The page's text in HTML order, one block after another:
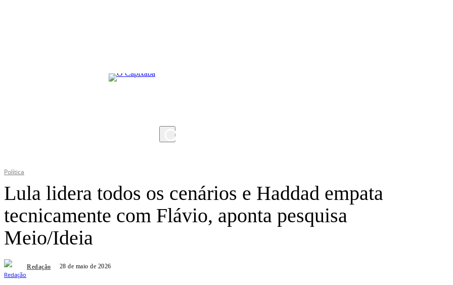
Política
Lula lidera todos os cenários e Haddad empata
tecnicamente com Flávio, aponta pesquisa
Meio/Ideia
Redação 28 de maio de 2026